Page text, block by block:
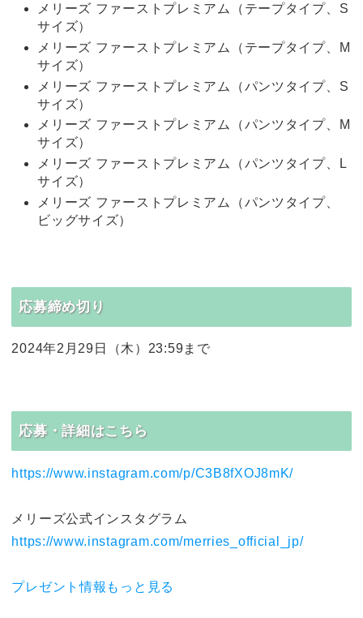
メリーズ ファーストプレミアム（テープタイプ、S
サイズ）
メリーズ ファーストプレミアム（テープタイプ、M
サイズ）
メリーズ ファーストプレミアム（パンツタイプ、S
サイズ）
メリーズ ファーストプレミアム（パンツタイプ、M
サイズ）
メリーズ ファーストプレミアム（パンツタイプ、L
サイズ）
メリーズ ファーストプレミアム（パンツタイプ、
ビッグサイズ）
応募締め切り
2024年2月29日（木）23:59まで
応募・詳細はこちら
https://www.instagram.com/p/C3B8fXOJ8mK/
メリーズ公式インスタグラム
https://www.instagram.com/merries_official_jp/
プレゼント情報もっと見る